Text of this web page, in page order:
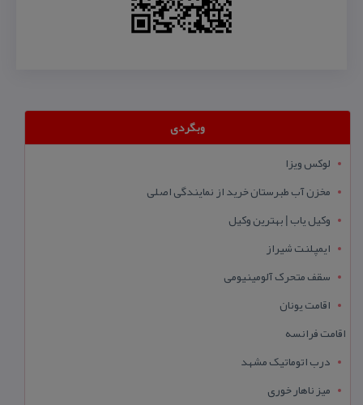
وبگردی
لوکس ویزا
مخزن آب طبرستان خرید از نمایندگی اصلی
وکیل یاب | بهترین وکیل
ایمپلنت شیراز
سقف متحرک آلومینیومی
اقامت یونان
اقامت فرانسه
درب اتوماتیک مشهد
میز ناهار خوری